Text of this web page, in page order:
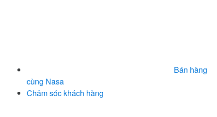
Bán hàng
cùng Nasa
Chăm sóc khách hàng